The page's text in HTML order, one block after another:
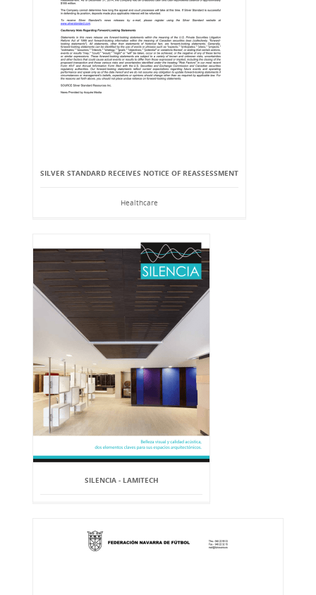
SILVER STANDARD RECEIVES NOTICE OF REASSESSMENT
Healthcare
SILENCIA - LAMITECH